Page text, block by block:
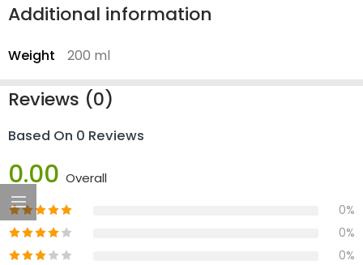
Additional information
Weight 200 ml
Reviews (0)
Based On 0 Reviews
0.00 Overall
0%
0%
0%